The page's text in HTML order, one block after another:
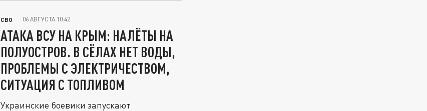
СВО 06 АВГУСТА 10:42
АТАКА ВСУ НА КРЫМ: НАЛЁТЫ НА
ПОЛУОСТРОВ. В СЁЛАХ НЕТ ВОДЫ,
ПРОБЛЕМЫ С ЭЛЕКТРИЧЕСТВОМ,
СИТУАЦИЯ С ТОПЛИВОМ
Украинские боевики запускают